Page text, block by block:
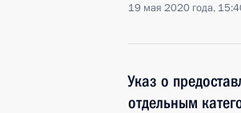
19 мая 2020 года,
Указ о
отдельным